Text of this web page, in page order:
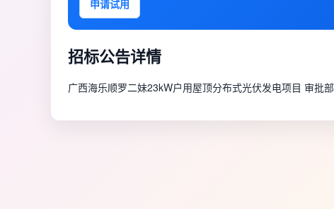
申请试用
招标公告详情
广西海乐顺罗二妹23kW户用屋顶分布式光伏发电项目 审批